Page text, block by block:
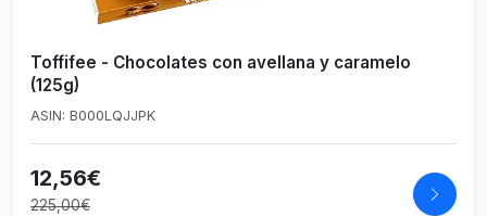
Toffifee - Chocolates con avellana y caramelo
(125g)
ASIN: B000LQJJPK
12,56€
225,00€